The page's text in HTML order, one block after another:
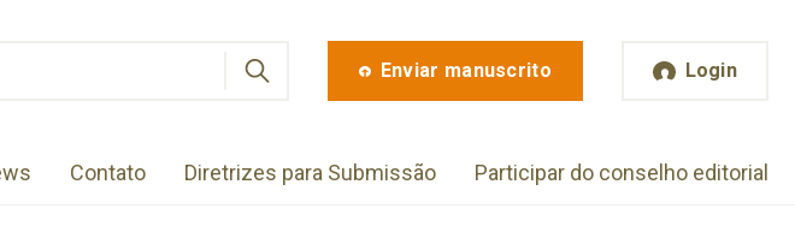
Enviar manuscrito Login
Contato Diretrizes para Submissão Participar do conselho editorial